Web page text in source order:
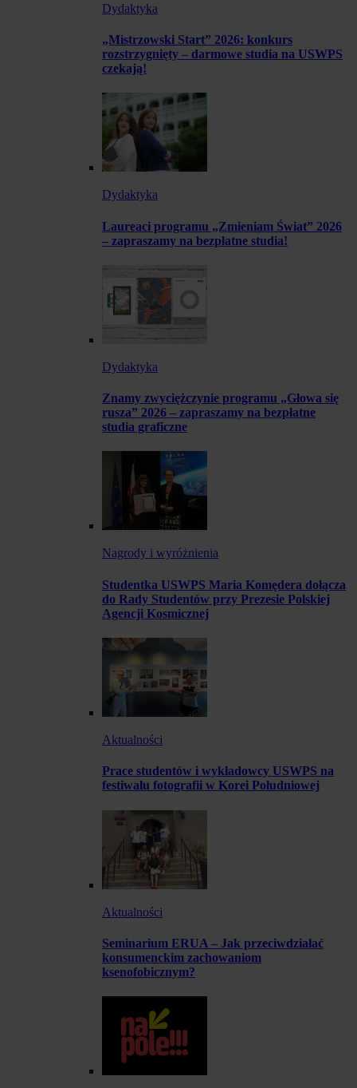
Dydaktyka
„Mistrzowski Start” 2026: konkurs
rozstrzygnięty – darmowe studia na USWPS
czekają!
Dydaktyka
Laureaci programu „Zmieniam Świat” 2026
– zapraszamy na bezpłatne studia!
Dydaktyka
Znamy zwyciężczynie programu „Głowa się
rusza” 2026 – zapraszamy na bezpłatne
studia graficzne
Nagrody i wyróżnienia
Studentka USWPS Maria Komędera dołącza
do Rady Studentów przy Prezesie Polskiej
Agencji Kosmicznej
Aktualności
Prace studentów i wykładowcy USWPS na
festiwalu fotografii w Korei Południowej
Aktualności
Seminarium ERUA – Jak przeciwdziałać
konsumenckim zachowaniom
ksenofobicznym?